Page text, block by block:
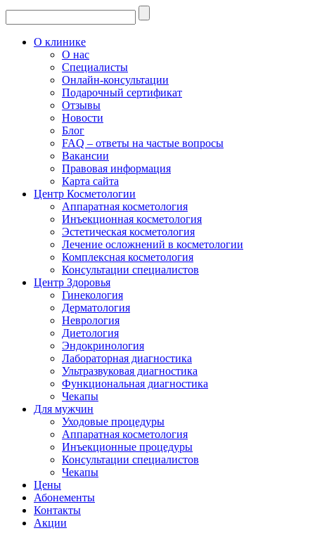
О клинике
О нас
Специалисты
Онлайн-консультации
Подарочный сертификат
Отзывы
Новости
Блог
FAQ – ответы на частые вопросы
Вакансии
Правовая информация
Карта сайта
Центр Косметологии
Аппаратная косметология
Инъекционная косметология
Эстетическая косметология
Лечение осложнений в косметологии
Комплексная косметология
Консультации специалистов
Центр Здоровья
Гинекология
Дерматология
Неврология
Диетология
Эндокринология
Лабораторная диагностика
Ультразвуковая диагностика
Функциональная диагностика
Чекапы
Для мужчин
Уходовые процедуры
Аппаратная косметология
Инъекционные процедуры
Консультации специалистов
Чекапы
Цены
Абонементы
Контакты
Акции